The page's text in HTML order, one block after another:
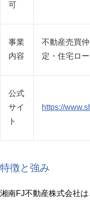
可
事業
内容
不動産売買
定・住宅ロ
公式
サイ
ト
https://
特徴と強み
湘南FJ不動産株式会社